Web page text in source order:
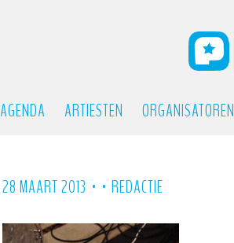
AGENDA ARTIESTEN ORGANISATOREN
28 MAART 2013 • • REDACTIE